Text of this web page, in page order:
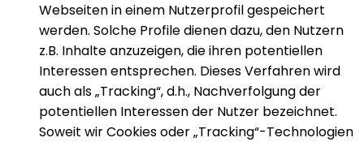
Webseiten in einem Nutzerprofil gespeichert
werden. Solche Profile dienen dazu, den Nutzern
z.B. Inhalte anzuzeigen, die ihren potentiellen
Interessen entsprechen. Dieses Verfahren wird
auch als „Tracking“, d.h., Nachverfolgung der
potentiellen Interessen der Nutzer bezeichnet.
Soweit wir Cookies oder „Tracking“-Technologien